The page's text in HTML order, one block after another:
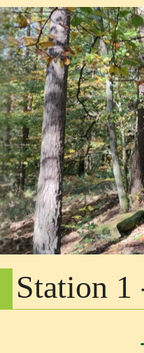
Station 1